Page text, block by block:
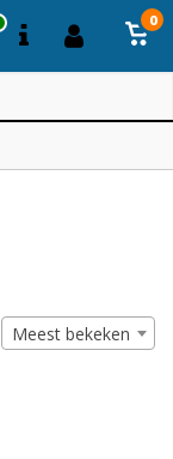
0
Meest bekeken